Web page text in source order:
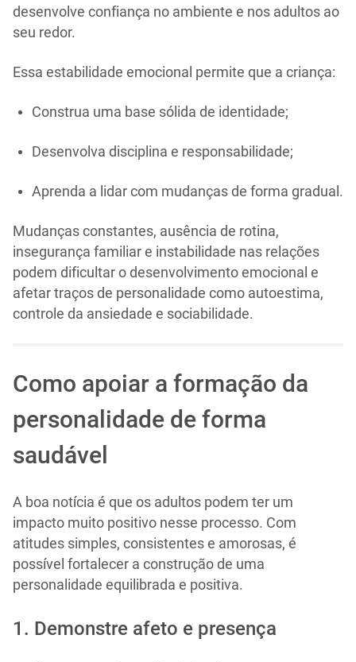
desenvolve confiança no ambiente e nos adultos ao
seu redor.
Essa estabilidade emocional permite que a criança:
Construa uma base sólida de identidade;
Desenvolva disciplina e responsabilidade;
Aprenda a lidar com mudanças de forma gradual.
Mudanças constantes, ausência de rotina,
insegurança familiar e instabilidade nas relações
podem dificultar o desenvolvimento emocional e
afetar traços de personalidade como autoestima,
controle da ansiedade e sociabilidade.
Como apoiar a formação da
personalidade de forma
saudável
A boa notícia é que os adultos podem ter um
impacto muito positivo nesse processo. Com
atitudes simples, consistentes e amorosas, é
possível fortalecer a construção de uma
personalidade equilibrada e positiva.
1. Demonstre afeto e presença